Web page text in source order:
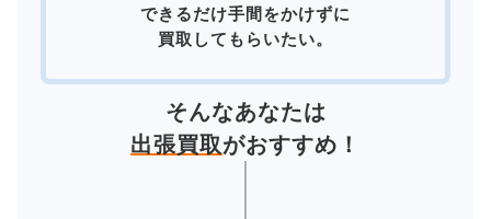
できるだけ手間をかけずに
買取してもらいたい。
そんなあなたは
出張買取がおすすめ！